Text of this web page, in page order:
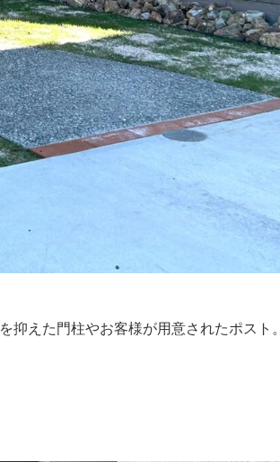
えた門柱やお客様が用意されたポスト。